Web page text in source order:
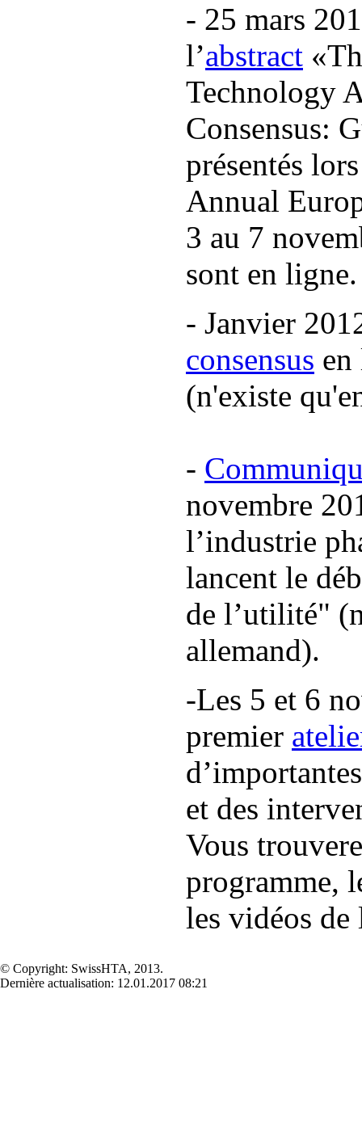
- 25 mars
l’abstract
Technology
Consensus:
présentés
Annual
3 au 7
sont en ligne.
- Janvier
consensus
(n'existe
-
novembre
l’industrie
lancent le
de l’utilité"
allemand).
-Les 5 et 6
premier
et des
Vous
programme,
les vidéos de
© Copyright: SwissHTA, 2013.
Dernière actualisation: 12.01.2017 08:21